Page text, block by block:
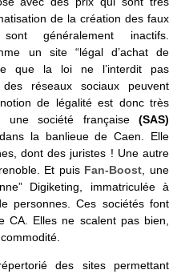
de la création des faux
généralement inactifs.
un site “légal d’achat de
que la loi ne l’interdit pas
réseaux sociaux peuvent
de légalité est donc très
société française(SAS)
la banlieue de Caen. Elle
dont des juristes ! Une autre
Et puis Fan-Boost , une
Digiketing, immatriculée à
personnes. Ces sociétés font
Elles ne scalent pas bien,
des sites permettant